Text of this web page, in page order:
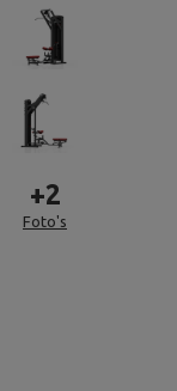
+2
Foto's